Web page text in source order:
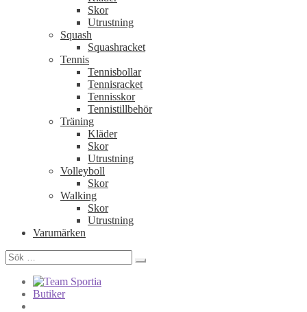
Skor
Utrustning
Squash
Squashracket
Tennis
Tennisbollar
Tennisracket
Tennisskor
Tennistillbehör
Träning
Kläder
Skor
Utrustning
Volleyboll
Skor
Walking
Skor
Utrustning
Varumärken
Sök
efter:
Butiker